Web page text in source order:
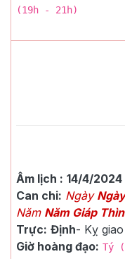
(19h - 21h)
Âm lịch : 14/4/2024
Can chi: Ngày
Năm Năm Giáp Thìn
Trực: Định- Kỵ
Giờ hoàng đạo: Tý